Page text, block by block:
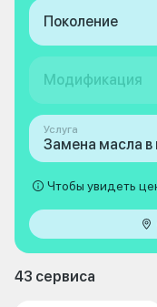
Поколение
Модификация
Услуга
Замена масла в
Чтобы увидеть
43 сервиса